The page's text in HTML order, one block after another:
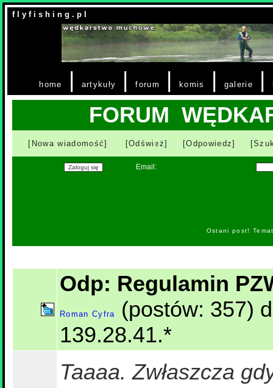
f l y f i s h i n g . p l
home | artykuły |forum | komis | galerie |
FORUM
[Nowa wiadomość] [Odśwież] [Odpowiedz]
Email:
Ostani post!
Odp: Regulamin
Roman Cyfra
(postów: 357)
139.28.41.*
Taaaa. Zwłaszcza